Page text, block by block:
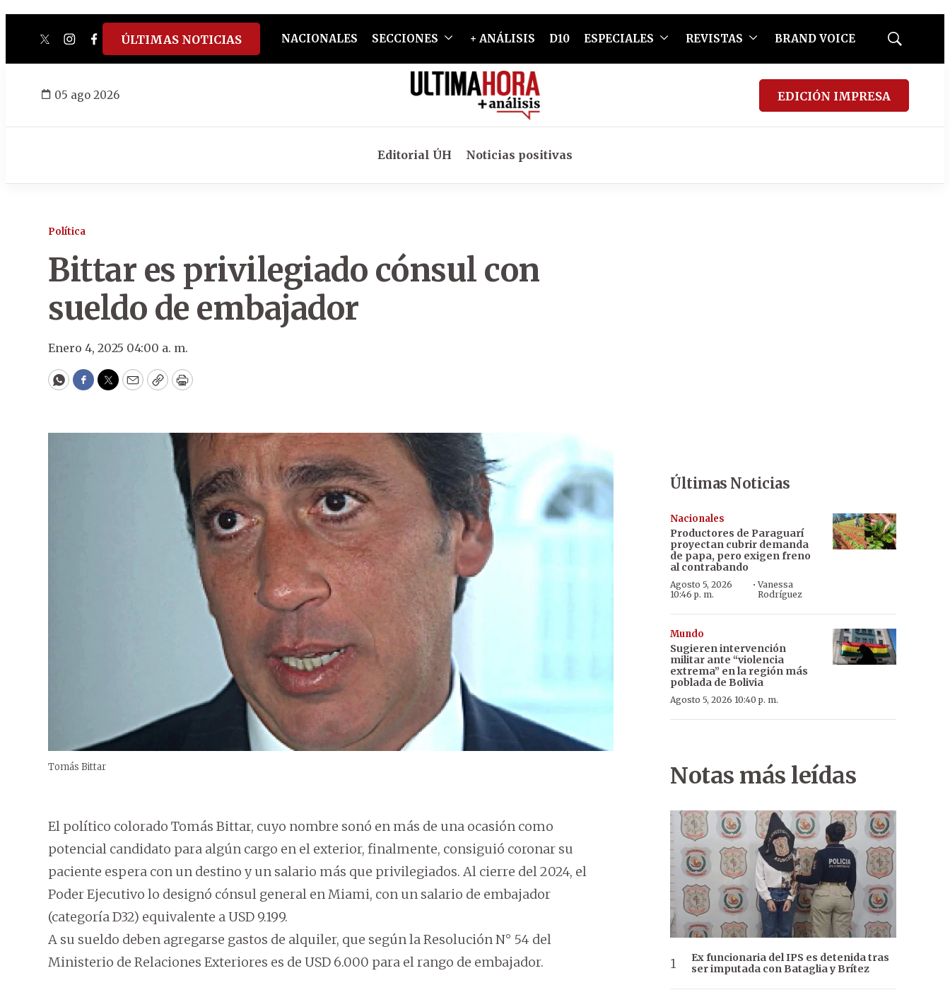
twitterinstagram
facebook
tiktokyoutube
spotify
ÚLTIMAS NOTICIAS NACIONALES SECCIONES + ANÁLISIS D10 ESPECIALES REVISTAS BRAND VOICE
Mostrar
05 ago 2026 EDICIÓN IMPRESA
Editorial ÚH Noticias positivas
Política
Bittar es privilegiado cónsul con
sueldo de embajador
Enero 4, 2025 04:00 a. m.
WhatsApp
Facebook
Twitter
EmailCopyPrint
Tomás Bittar
El político colorado Tomás Bittar, cuyo nombre sonó en más de una ocasión como
potencial candidato para algún cargo en el exterior, finalmente, consiguió coronar su
paciente espera con un destino y un salario más que privilegiados. Al cierre del 2024, el
Poder Ejecutivo lo designó cónsul general en Miami, con un salario de embajador
(categoría D32) equivalente a USD 9.199.
A su sueldo deben agregarse gastos de alquiler, que según la Resolución N° 54 del
Ministerio de Relaciones Exteriores es de USD 6.000 para el rango de embajador.
Últimas Noticias
Nacionales
Productores de Paraguarí
proyectan cubrir demanda
de papa, pero exigen freno
al contrabando
Agosto 5, 2026
10:46 p. m.
·Vanessa
Rodríguez
Mundo
Sugieren intervención
militar ante “violencia
extrema” en la región más
poblada de Bolivia
Agosto 5, 2026 10:40 p. m.
Notas más leídas
Ex funcionaria del IPS es detenida tras
ser imputada con Bataglia y Brítez